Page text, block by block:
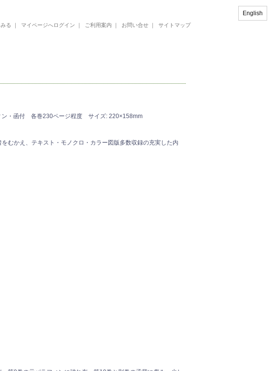
る ｜ マイページへログイン ｜ ご利用案内 ｜ お問い合せ ｜ サイトマップ
・函付 各巻230ページ程度 サイズ: 220×158mm
むかえ、テキスト・モノクロ・カラー図版多数収録の充実した内
English